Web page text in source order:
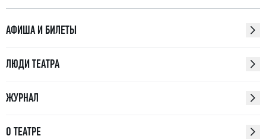
АФИША И БИЛЕТЫ
ЛЮДИ ТЕАТРА
ЖУРНАЛ
О ТЕАТРЕ